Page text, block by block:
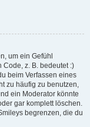
um ein Gefühl
z. B. bedeutet :)
beim Verfassen eines
zu häufig zu benutzen,
ein Moderator könnte
gar komplett löschen.
begrenzen, die du